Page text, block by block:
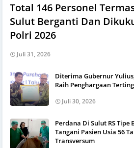
Total 146 Personel
Sulut Berganti Dan
Polri 2026
Juli 31, 2026
Diterima Gubernur
Raih Penghargaan
Juli 30, 2026
Perdana Di Sulut RS Tipe
Tangani Pasien Usia 56
Transversum